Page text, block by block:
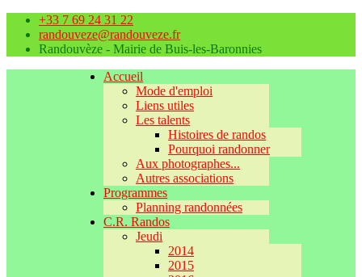
+33 7 69 24 31 22
randouveze@randouveze.fr
Randouvèze - Mairie de Buis-les-Baronnies
Accueil
Mode d'emploi
Liens utiles
Les talents
Histoires de randos
Pourquoi randonner
Aux photographes...
Autres associations
Programmes
Planning randonnées
C.R. Randos
Jeudi
2014
2015